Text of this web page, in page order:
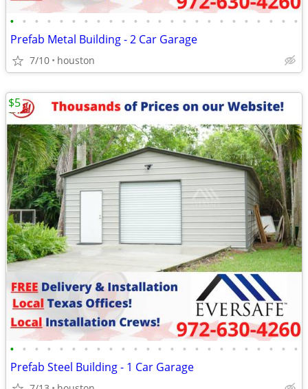
• • • • • • • • • • • • • • • • • • • • • • • •
Prefab Metal Building - 2 Car Garage
7/10 houston
• • • • • • • • • • • • • • • • • • • • • • • •
Prefab Steel Building - 1 Car Garage
$5